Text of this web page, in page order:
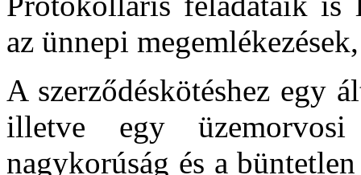
az ünnepi
A szerződéskötéshez egy
illetve egy
nagykorúság és a